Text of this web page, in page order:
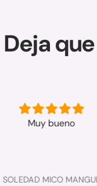
Deja
Muy bueno
SOLEDAD MICO MANGUE